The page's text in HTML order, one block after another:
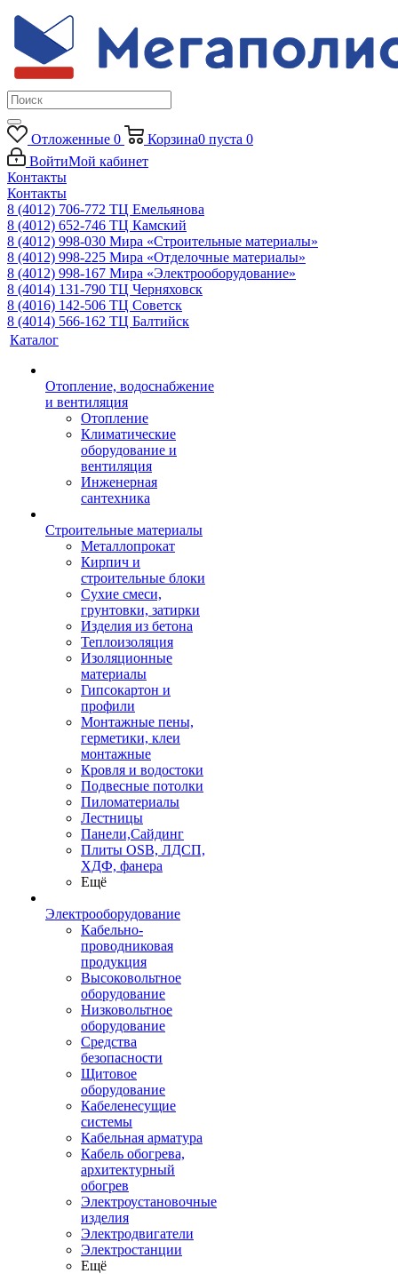
Отложенные 0 Корзина0 пуста 0
ВойтиМой кабинет
Контакты
Контакты
8 (4012) 706-772 ТЦ Емельянова
8 (4012) 652-746 ТЦ Камский
8 (4012) 998-030 Мира «Строительные материалы»
8 (4012) 998-225 Мира «Отделочные материалы»
8 (4012) 998-167 Мира «Электрооборудование»
8 (4014) 131-790 ТЦ Черняховск
8 (4016) 142-506 ТЦ Советск
8 (4014) 566-162 ТЦ Балтийск
Каталог
Отопление, водоснабжение
и вентиляция
Отопление
Климатические
оборудование и
вентиляция
Инженерная
сантехника
Строительные материалы
Металлопрокат
Кирпич и
строительные блоки
Сухие смеси,
грунтовки, затирки
Изделия из бетона
Теплоизоляция
Изоляционные
материалы
Гипсокартон и
профили
Монтажные пены,
герметики, клеи
монтажные
Кровля и водостоки
Подвесные потолки
Пиломатериалы
Лестницы
Панели,Сайдинг
Плиты OSB, ЛДСП,
ХДФ, фанера
Ещё
Электрооборудование
Кабельно-
проводниковая
продукция
Высоковольтное
оборудование
Низковольтное
оборудование
Средства
безопасности
Щитовое
оборудование
Кабеленесущие
системы
Кабельная арматура
Кабель обогрева,
архитектурный
обогрев
Электроустановочные
изделия
Электродвигатели
Электростанции
Ещё